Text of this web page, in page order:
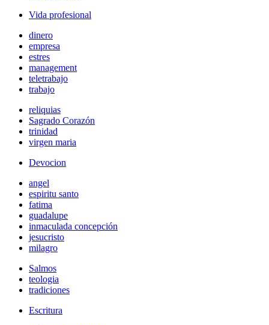
Vida profesional
dinero
empresa
estres
management
teletrabajo
trabajo
reliquias
Sagrado Corazón
trinidad
virgen maria
Devocion
angel
espiritu santo
fatima
guadalupe
inmaculada concepción
jesucristo
milagro
Salmos
teologia
tradiciones
Escritura